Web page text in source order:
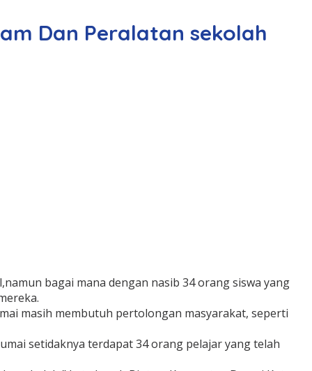
Dan Peralatan sekolah
bagai mana dengan nasib 34 orang siswa yang
masih membutuh pertolongan masyarakat, seperti
setidaknya terdapat 34 orang pelajar yang telah